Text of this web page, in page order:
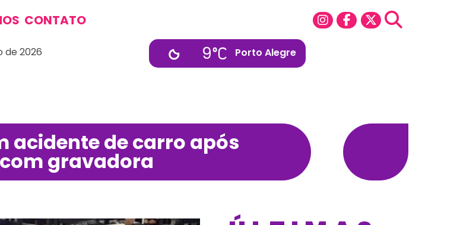
CONTATO
de 2026 Porto Alegre
9
acidente de carro após
gravadora